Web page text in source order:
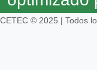
CETEC © 2025 | Todos